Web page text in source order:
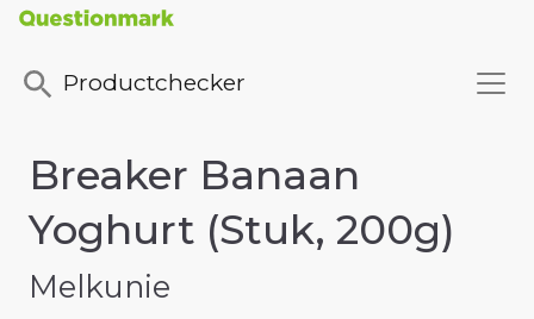
Productchecker
Breaker Banaan
Yoghurt (Stuk, 200g)
Melkunie